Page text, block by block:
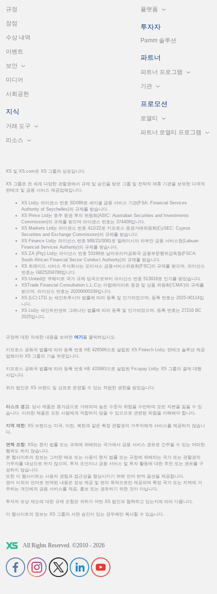
규정
장점
수상 내역
이벤트
보안
미디어
사회공헌
지식
거래 도구
리소스
플랫폼
투자자
Pamm 솔루션
파트너
파트너 프로그램
기관
프로모션
로열티
파트너 로열티 프로그램
XS 및 XS.com은 XS 그룹의 상표입니다.
XS 그룹은 전 세계 다양한 관할권에서 규제 및 승인을 받은 그룹 및 전략적 제휴 기관을 보유한 다국적
핀테크 및 금융 서비스 제공업체입니다.
XS Ltd는 라이센스 번호 SD089로 세이셸 금융 서비스 기관(FSA: Financial Services
Authority of Seychelles)의 규제를 받습니다.
XS Prime Ltd는 호주 증권 투자 위원회(ASIC: Australian Securities and Investments
Commission)의 규제를 받으며 라이센스 번호는 374409입니다.
XS Markets Ltd는 라이센스 번호 412/22로 키프로스 증권거래위원회(CySEC: Cyprus
Securities and Exchange Commission)의 규제를 받습니다.
XS Finance Ltd는 라이선스 번호 MB/21/0081로 말레이시아 라부안 금융 서비스청(Labuan
Financial Services Authority)의 규제를 받습니다.
XS ZA (Pty) Ltd는 라이선스 번호 53199로 남아프리카공화국 금융부문행위감독청(FSCA:
South African Financial Sector Conduct Authority)의 규제를 받습니다.
XS 트레이드 서비스 주식회사는 모리셔스 금융서비스위원회(FSC)의 규제를 받으며, 라이선스
번호는 GB25204786입니다.
XS United은 쿠웨이트 국가 규제 당국으로부터 라이선스 번호 513918로 인가를 받았습니다.
XSTrade Financial Consultation L.L.C는 아랍에미리트 증권 및 상품 위원회('CMA')의 규제를
받으며, 라이선스 번호는 20200000339입니다.
XS (LC) LTD.는 세인트루시아 법률에 따라 등록 및 인가되었으며, 등록 번호는 2025-00114입
니다.
XS Ltd는 세인트빈센트 그레나딘 법률에 따라 등록 및 인가되었으며, 등록 번호는 27216 BC
2025입니다.
규정에 대한 자세한 내용을 보려면 여기 를 클릭하십시오.
키프로스 공화국 법률에 따라 등록 번호 HE 426566으로 설립된 XS Fintech Ltd는 핀테크 솔루션 제공
업체이자 XS 그룹의 기술 부문입니다.
키프로스 공화국 법률에 따라 등록 번호 HE 433983으로 설립된 Ficupay Ltd는 XS 그룹의 결제 대행
사입니다.
위의 법인은 XS 브랜드 및 상표로 운영할 수 있는 적법한 권한을 받았습니다.
리스크 경고: 당사 제품은 증거금으로 거래되며 높은 수준의 위험을 수반하며 모든 자본을 잃을 수 있
습니다. 이러한 제품은 모든 사람에게 적합하지 않을 수 있으므로 관련된 위험을 이해해야 합니다.
지역 제한: XS 브랜드는 미국, 이란, 북한과 같은 특정 관할권의 거주자에게 서비스를 제공하지 않습니
다.
면책 조항: XS는 현지 법률 또는 규제에 위배되는 국가에서 금융 서비스 권유로 간주될 수 있는 어떠한
행위도 하지 않습니다.
본 웹사이트의 정보는 그러한 배포 또는 사용이 현지 법률 또는 규정에 위배되는 국가 또는 관할권의
거주자를 대상으로 하지 않으며, 투자 조언이나 금융 서비스 및 투자 활동에 대한 추천 또는 권유를 구
성하지 않습니다.
또한 이 웹사이트는 사용자 경험과 접근성을 향상시키기 위해 언어 번역 옵션을 제공합니다.
영어 이외의 언어로 번역된 내용은 정보 제공 및 편의 목적으로만 제공되며 특정 국가 또는 지역에 거
주하는 개인에게 금융 서비스를 제공, 홍보 또는 권유하기 위한 것이 아닙니다.
투자자 보상 제도에 대한 규제 조항은 귀하가 어떤 XS 법인과 협력하고 있는지에 따라 다릅니다.
이 웹사이트의 정보는 XS 그룹의 서면 승인이 있는 경우에만 복사할 수 있습니다.
All Rights Reserved. ©2010 - 2026